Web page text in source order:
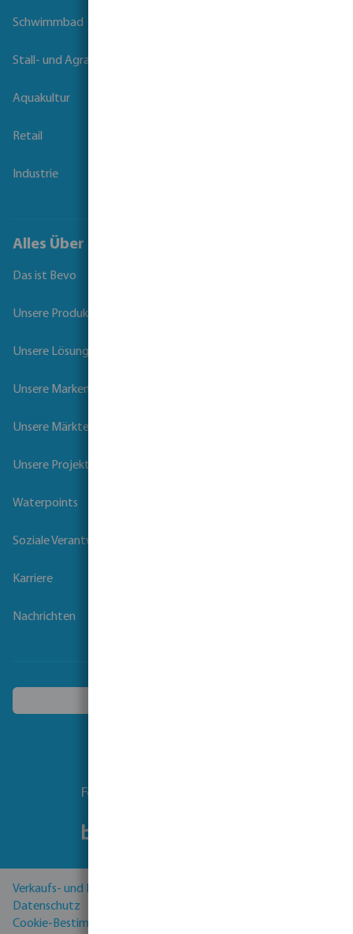
Schwimmbad
Stall- und Agrartechnik
Aquakultur
Retail
Industrie
Alles Über Bevo
Das ist Bevo
Unsere Produkte
Unsere Lösungen
Unsere Marken
Unsere Märkte
Unsere Projekte
Waterpoints
Soziale Verantwortung der Unternehmen
Karriere
Nachrichten
Folgen Sie uns
Verkaufs- und Lieferbedingungen
Datenschutz
Cookie-Bestimmungen